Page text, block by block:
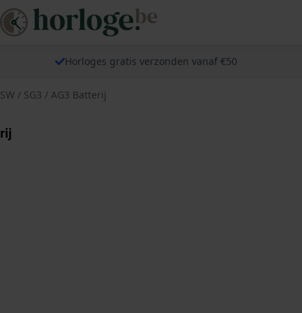
Horloges gratis verzonden vanaf €50
/ SG3 / AG3 Batterij